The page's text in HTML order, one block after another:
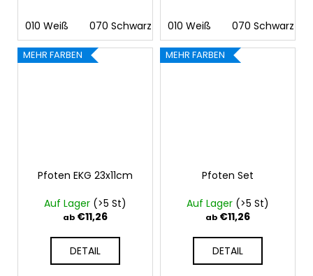
010 Weiß 070 Schwarz 010 Weiß 070 Schwarz
MEHR FARBEN
Pfoten EKG 23x11cm
Auf Lager (>5 St)
ab €11,26
DETAIL
MEHR FARBEN
Pfoten Set
Auf Lager (>5 St)
ab €11,26
DETAIL